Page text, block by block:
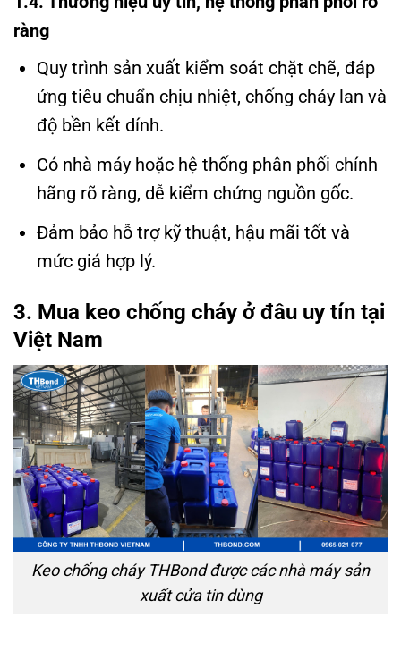
ràng
Quy trình sản xuất kiểm soát chặt chẽ, đáp
ứng tiêu chuẩn chịu nhiệt, chống cháy lan và
độ bền kết dính.
Có nhà máy hoặc hệ thống phân phối chính
hãng rõ ràng, dễ kiểm chứng nguồn gốc.
Đảm bảo hỗ trợ kỹ thuật, hậu mãi tốt và
mức giá hợp lý.
3. Mua keo chống cháy ở đâu uy tín tại
Việt Nam
Keo chống cháy THBond được các nhà máy sản
xuất cửa tin dùng